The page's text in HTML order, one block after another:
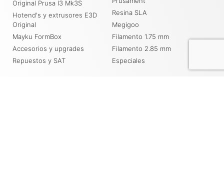
Original Prusa I3 Mk3S
Hotend's y extrusores E3D
Original
Mayku FormBox
Accesorios y upgrades
Repuestos y SAT
Resina SLA
Megigoo
Filamento 1.75 mm
Filamento 2.85 mm
Especiales